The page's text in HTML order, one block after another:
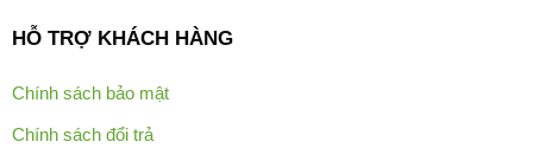
HỖ TRỢ KHÁCH HÀNG
Chính sách bảo mật
Chính sách đổi trả